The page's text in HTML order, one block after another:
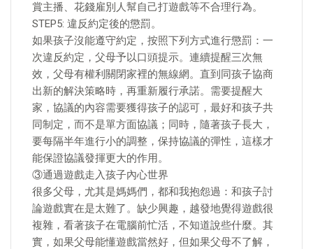
賞主播、花錢雇別人幫自己打遊戲等不合理行為。
STEP5: 違反約定後的懲罰。
如果孩子沒能遵守約定，按照下列方式進行懲罰：一
次違反約定，父母予以口頭提示。連續提醒三次無
效，父母有權利關閉家裡的無線網。直到同孩子協商
出新的解決策略時，再重新履行承諾。需要提醒大
家，協議的內容需要獲得孩子的認可，最好和孩子共
同制定，而不是單方面協議；同時，隨著孩子長大，
要每隔半年進行小的調整，保持協議的彈性，這樣才
能保證協議發揮更大的作用。
③通過遊戲走入孩子內心世界
很多父母，尤其是媽媽們，都和我抱怨過：和孩子討
論遊戲實在是太難了。缺少興趣，越發地覺得遊戲很
複雜，看著孩子在電腦前忙活，不知道說些什麼。其
實，如果父母能懂遊戲當然好，但如果父母不了解，